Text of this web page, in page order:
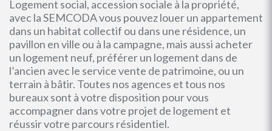
Logement social, accession sociale à la propriété,
avec la SEMCODA vous pouvez louer un appartement
dans un habitat collectif ou dans une résidence, un
pavillon en ville ou à la campagne, mais aussi acheter
un logement neuf, préférer un logement dans de
l’ancien avec le service vente de patrimoine, ou un
terrain à bâtir. Toutes nos agences et tous nos
bureaux sont à votre disposition pour vous
accompagner dans votre projet de logement et
réussir votre parcours résidentiel.